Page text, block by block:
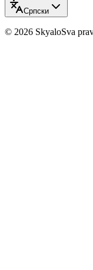
Српски
© 2026 SkyaloSva